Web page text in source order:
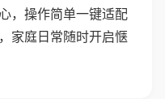
，操作简单一键适配
家庭日常随时开启惬